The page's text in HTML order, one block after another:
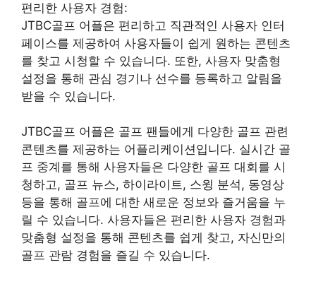
편리한 사용자 경험:
JTBC골프 어플은 편리하고 직관적인 사용자 인터
페이스를 제공하여 사용자들이 쉽게 원하는 콘텐츠
를 찾고 시청할 수 있습니다. 또한, 사용자 맞춤형
설정을 통해 관심 경기나 선수를 등록하고 알림을
받을 수 있습니다.
JTBC골프 어플은 골프 팬들에게 다양한 골프 관련
콘텐츠를 제공하는 어플리케이션입니다. 실시간 골
프 중계를 통해 사용자들은 다양한 골프 대회를 시
청하고, 골프 뉴스, 하이라이트, 스윙 분석, 동영상
등을 통해 골프에 대한 새로운 정보와 즐거움을 누
릴 수 있습니다. 사용자들은 편리한 사용자 경험과
맞춤형 설정을 통해 콘텐츠를 쉽게 찾고, 자신만의
골프 관람 경험을 즐길 수 있습니다.